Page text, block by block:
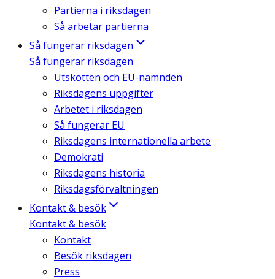
Partierna i riksdagen
Så arbetar partierna
Så fungerar riksdagen
Så fungerar riksdagen
Utskotten och EU-nämnden
Riksdagens uppgifter
Arbetet i riksdagen
Så fungerar EU
Riksdagens internationella arbete
Demokrati
Riksdagens historia
Riksdagsförvaltningen
Kontakt & besök
Kontakt & besök
Kontakt
Besök riksdagen
Press